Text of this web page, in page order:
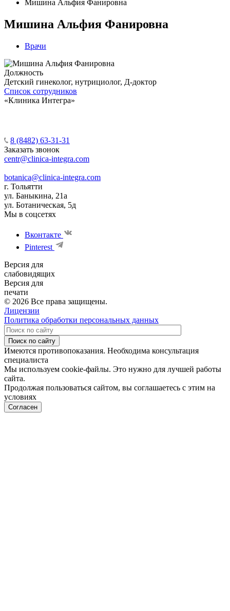
Мишина Альфия Фанировна
Мишина Альфия Фанировна
Врачи
Должность
Детский гинеколог, нутрициолог, Д-доктор
Список сотрудников
«Клиника Интегра»
8 (8482) 63-31-31
Заказать звонок
centr@clinica-integra.com
botanica@clinica-integra.com
г. Тольятти
ул. Баныкина, 21а
ул. Ботаническая, 5д
Мы в соцсетях
Вконтакте
Pinterest
Версия для
слабовидящих
Версия для
печати
© 2026 Все права защищены.
Лицензии
Политика обработки персональных данных
Поиск по сайту
Имеются противопоказания. Необходима консультация
специалиста
Мы используем cookie-файлы. Это нужно для лучшей работы
сайта.
Продолжая пользоваться сайтом, вы соглашаетесь с этим на
условиях
Согласен